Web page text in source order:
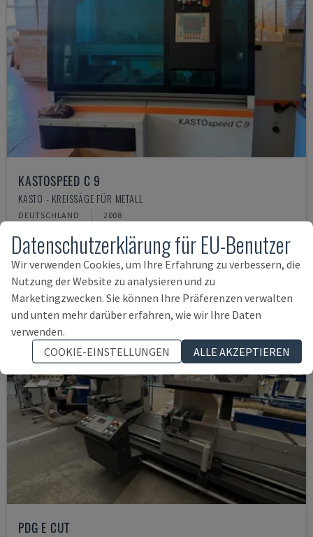
KASTOSPEED C 9
KASTO - KREISSÄGE FÜR METALL
DEUTSCHLAND 2008
23.500 €
PDG E CUT
Datenschutzerklärung für EU-Benutzer
Wir verwenden Cookies, um Ihre Erfahrung zu verbessern, die
Nutzung der Website zu analysieren und zu
Marketingzwecken. Sie können Ihre Präferenzen verwalten
und unten mehr darüber erfahren, wie wir Ihre Daten
verwenden.
COOKIE-EINSTELLUNGEN
ALLE AKZEPTIEREN